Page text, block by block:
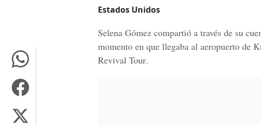
Estados Unidos
Selena Gómez compartió a través de su
momento en que llegaba al aeropuerto de
Revival Tour.